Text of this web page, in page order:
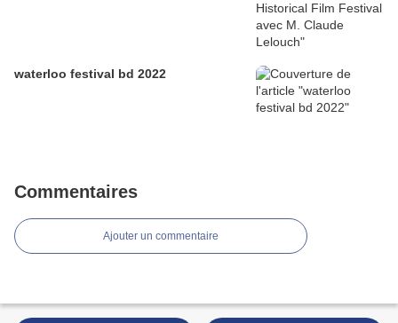
waterloo festival bd 2022
Commentaires
Ajouter un commentaire